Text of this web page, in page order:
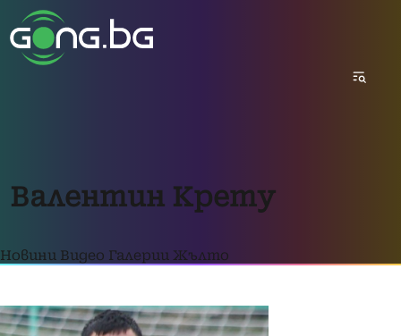
Валентин Крету
Новини Видео Галерии Жълто